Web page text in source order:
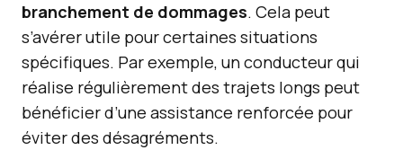
branchement de dommages. Cela peut
s’avérer utile pour certaines situations
spécifiques. Par exemple, un conducteur qui
réalise régulièrement des trajets longs peut
bénéficier d’une assistance renforcée pour
éviter des désagréments.